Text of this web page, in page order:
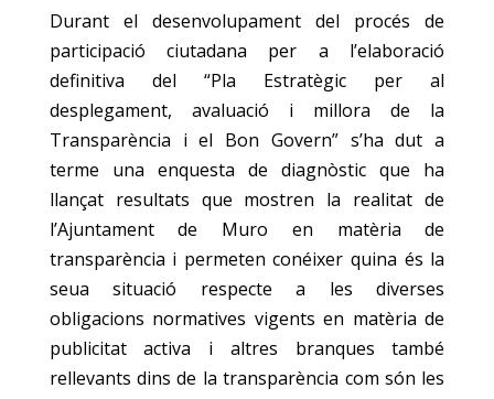
Durant el desenvolupament del procés de
participació ciutadana per a l’elaboració
definitiva del “Pla Estratègic per al
desplegament, avaluació i millora de la
Transparència i el Bon Govern” s’ha dut a
terme una enquesta de diagnòstic que ha
llançat resultats que mostren la realitat de
l’Ajuntament de Muro en matèria de
transparència i permeten conéixer quina és la
seua situació respecte a les diverses
obligacions normatives vigents en matèria de
publicitat activa i altres branques també
rellevants dins de la transparència com són les